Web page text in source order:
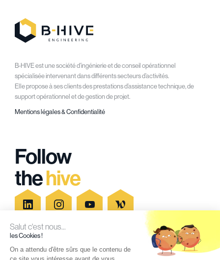
B-HIVE est une société d’ingénierie et de conseil opérationnel
spécialisée intervenant dans différents secteurs d’activités.
Elle propose à ses clients des prestations d’assistance technique, de
support opérationnel et de gestion de projet.
Mentions légales & Confidentialité
Follow
thehive
Secteurs d'activités
Blog
Salut c'est nous...
les Cookies !
On a attendu d'être sûrs que le contenu de